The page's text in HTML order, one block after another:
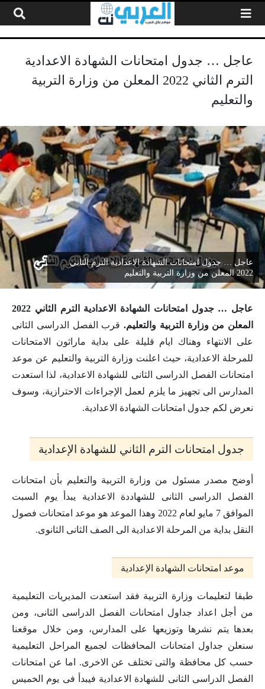
عاجل … جدول امتحانات الشهادة الاعدادية
الترم الثاني 2022 المعلن من وزارة التربية
والتعليم
عاجل … جدول امتحانات الشهادة الاعدادية الترم الثاني
2022 المعلن من وزارة التربية والتعليم
عاجل … جدول امتحانات الشهادة الاعدادية الترم الثاني 2022
المعلن من وزارة التربية والتعليم. قرب الفصل الدراسى الثانى
على الانتهاء وهناك ايام قليلة على بداية ماراثون الامتحانات
للمرحلة الاعدادية، حيث اعلنت وزارة التربية والتعليم عن موعد
امتحانات الفصل الدراسى الثانى للشهادة الاعدادية، لذا استعدت
المدارس الى تجهيز ما يلزم لعمل الإجراءات الاحترازية، وسوف
نعرض لكم جدول امتحانات الشهادة الاعدادية.
جدول امتحانات الترم الثاني للشهادة الإعدادية
أوضح مصدر مسئول من وزارة التربية والتعليم بأن امتحانات
الفصل الدراسى الثانى للشهاددة الاعدادية يبدأ يوم السبت
الموافق 7 مايو لعام 2022 وهذا الموعد هو موعد امتحانات فصول
النقل بداية من المرحلة الاعدادية الى الصف الثانى الثانوى.
موعد امتحانات الشهادة الإعدادية
طبقا لتعليمات وزارة التربية فقد استعدت المديريات التعليمية
من أجل اعداد جداول امتحانات الفصل الدراسى الثانى، ومن
بعدها يتم نشرها وتوزيعها على المدارس، ومن خلال موقعنا
سنعلن جداول امتحانات المحافظات لجميع المراحل التعليمية
حسب كل محافظة والتى تختلف عن الاخرى. اما عن امتحانات
الفصل الدراسى الثانى للشهادة الاعدادية فيبدأ فى يوم الخميس